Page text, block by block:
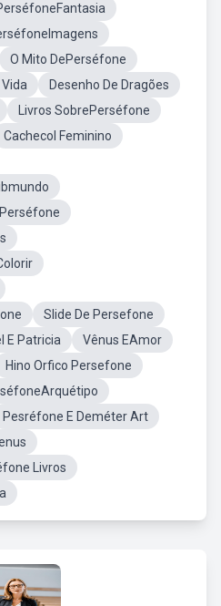
O Mito DePerséfone
Desenho De Dragões
Livros SobrePerséfone
Cachecol Feminino
Slide De Persefone
E Patricia
Vênus EAmor
Hino Orfico Persefone
Pesréfone E Deméter Art
Livros